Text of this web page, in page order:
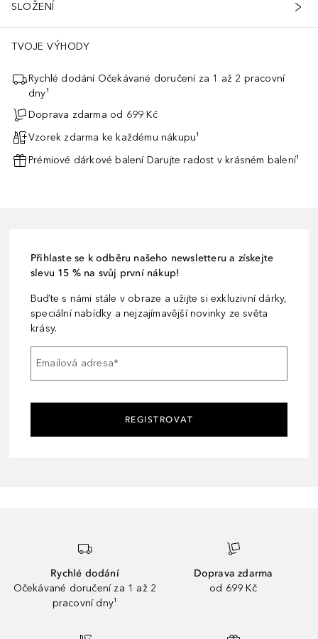
SLOŽENÍ
TVOJE VÝHODY
Rychlé dodání Očekávané doručení za 1 až 2 pracovní
dny¹
Doprava zdarma od 699 Kč
Vzorek zdarma ke každému nákupu¹
Prémiové dárkové balení Darujte radost v krásném balení¹
Přihlaste se k odběru našeho newsletteru a získejte
slevu 15 % na svůj první nákup!
Buďte s námi stále v obraze a užijte si exkluzivní dárky,
speciální nabídky a nejzajímavější novinky ze světa
krásy.
Emailová adresa*
REGISTROVAT
Rychlé dodání
Očekávané doručení za 1 až 2
pracovní dny¹
Doprava zdarma
od 699 Kč